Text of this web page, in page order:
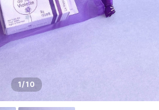
1/10